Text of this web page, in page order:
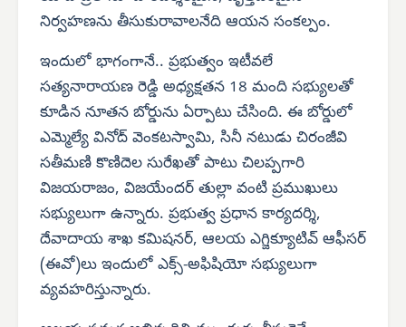
నిర్వహణను తీసుకురావాలనేది ఆయన సంకల్పం.
ఇందులో భాగంగానే.. ప్రభుత్వం ఇటీవలే
సత్యనారాయణ రెడ్డి అధ్యక్షతన 18 మంది సభ్యులతో
కూడిన నూతన బోర్డును ఏర్పాటు చేసింది. ఈ బోర్డులో
ఎమ్మెల్యే వినోద్ వెంకటస్వామి, సినీ నటుడు చిరంజీవి
సతీమణి కొణిదెల సురేఖతో పాటు చిలప్పగారి
విజయరాజం, విజయేందర్ తుల్లా వంటి ప్రముఖులు
సభ్యులుగా ఉన్నారు. ప్రభుత్వ ప్రధాన కార్యదర్శి,
దేవాదాయ శాఖ కమిషనర్, ఆలయ ఎగ్జిక్యూటివ్ ఆఫీసర్
(ఈవో)లు ఇందులో ఎక్స్-అఫిషియో సభ్యులుగా
వ్యవహరిస్తున్నారు.